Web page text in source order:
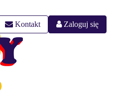
Kontakt Zaloguj się